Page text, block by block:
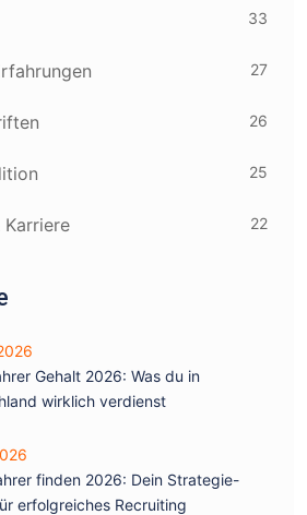
33
27
26
25
Karriere 22
Gehalt 2026: Was du in
wirklich verdienst
finden 2026: Dein Strategie-
erfolgreiches Recruiting